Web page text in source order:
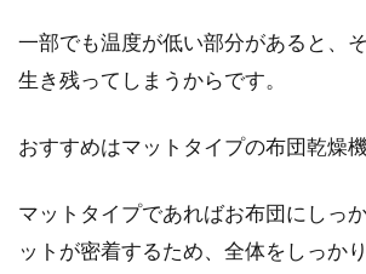
一部でも温度が低い部分があると、
生き残ってしまうからです。
おすすめはマットタイプの布団乾燥機
マットタイプであればお布団にしっ
ットが密着するため、全体をしっか